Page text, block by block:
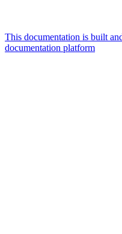
This documentation is built
documentation platform